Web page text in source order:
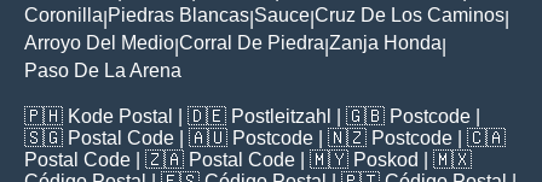
Coronilla Piedras Blancas Sauce Cruz De Los Caminos
Arroyo Del Medio Corral De Piedra Zanja Honda
Paso De La Arena
🇵🇭 Kode Postal | 🇩🇪 Postleitzahl | 🇬🇧 Postcode
🇸🇬 Postal Code | 🇦🇺 Postcode | 🇳🇿 Postcode | 🇨🇦
Postal Code | 🇿🇦 Postal Code | 🇲🇾 Poskod
| 🇲🇽